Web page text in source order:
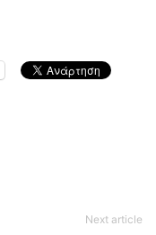
Next article